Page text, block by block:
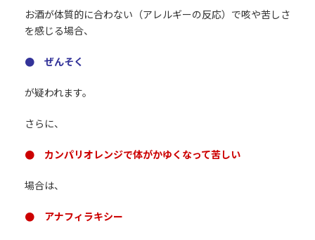
お酒が体質的に合わない（アレルギーの反応）で咳や苦しさ
を感じる場合、
● ぜんそく
が疑われます。
さらに、
● カンパリオレンジで体がかゆくなって苦しい
場合は、
● アナフィラキシー